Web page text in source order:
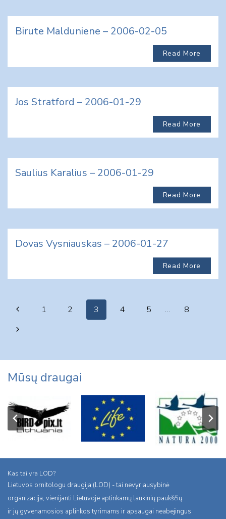
Birute Malduniene – 2006-02-05
Read More
Jos Stratford – 2006-01-29
Read More
Saulius Karalius – 2006-01-29
Read More
Dovas Vysniauskas – 2006-01-27
Read More
Page
navigation
Previous
Page
1 2 3 4 5 …
8
Next
Mūsų draugai
Kas tai yra LOD?
Lietuvos ornitologu draugija (LOD) - tai nevyriausybinė
organizacija, vienijanti Lietuvoje aptinkamų laukinių paukščių
ir jų gyvenamosios aplinkos tyrimams ir apsaugai neabejingus